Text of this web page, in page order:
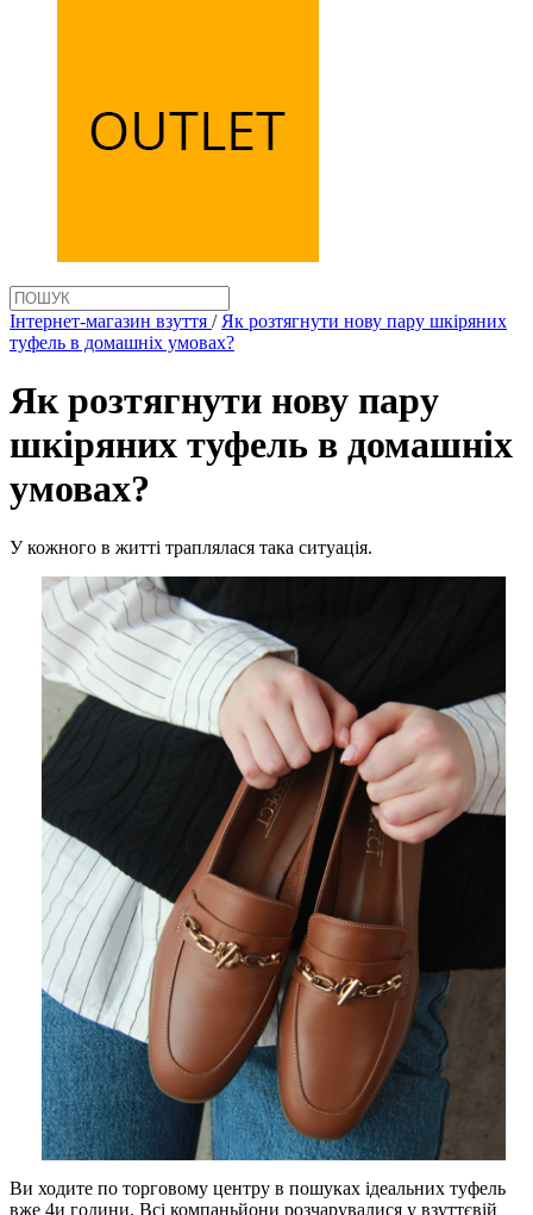
Інтернет-магазин взуття / Як розтягнути нову пару шкіряних
туфель в домашніх умовах?
Як розтягнути нову пару
шкіряних туфель в домашніх
умовах?
У кожного в житті траплялася така ситуація.
Ви ходите по торговому центру в пошуках ідеальних туфель
вже 4и години. Всі компаньйони розчарувалися у взуттєвій